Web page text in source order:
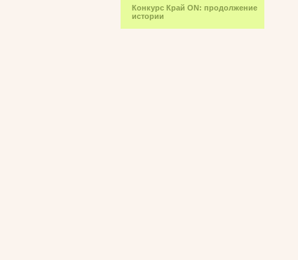
Конкурс Край ON: продолжение
истории